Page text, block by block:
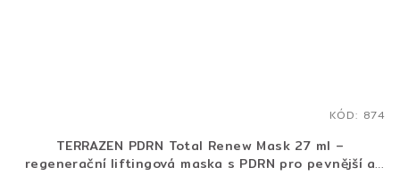
TERRAZEN PDRN Total Renew Mask 27 ml –
regenerační liftingová maska s PDRN pro pevnější a
KÓD: 874